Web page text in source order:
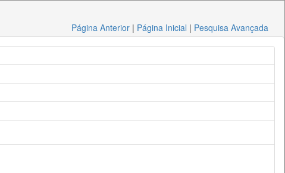
Página Anterior | Página Inicial | Pesquisa Avançada